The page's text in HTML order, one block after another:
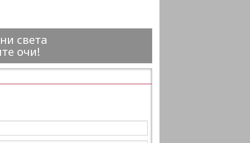
света
очи!